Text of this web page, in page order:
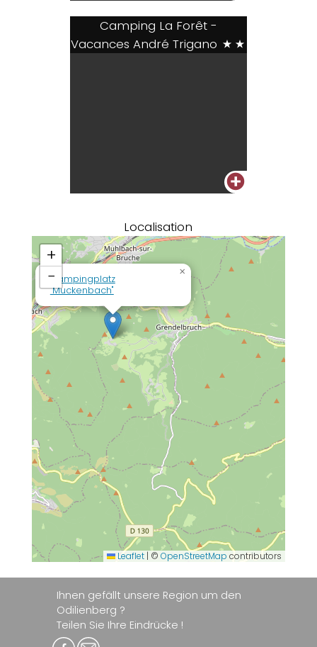
Camping La Forêt -
Vacances André Trigano **
+
Localisation
Campingplatz
"Muckenbach"
×
+
−
Leaflet | ©OpenStreetMap contributors
Ihnen gefällt unsere Region um den
Odilienberg ?
Teilen Sie Ihre Eindrücke !